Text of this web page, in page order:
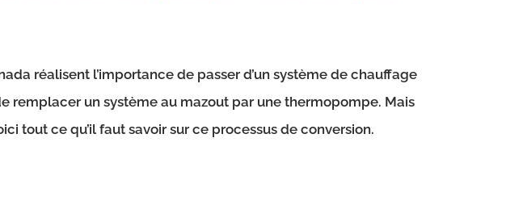
réalisent l’importance de passer d’un système de chauffage
remplacer un système au mazout par une thermopompe. Mais
tout ce qu’il faut savoir sur ce processus de conversion.